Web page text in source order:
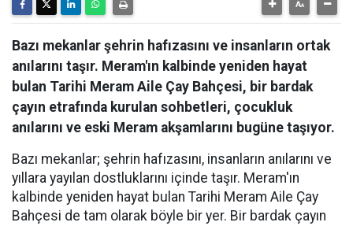
Bazı mekanlar şehrin hafızasını ve insanların ortak
anılarını taşır. Meram'ın kalbinde yeniden hayat
bulan Tarihi Meram Aile Çay Bahçesi, bir bardak
çayın etrafında kurulan sohbetleri, çocukluk
anılarını ve eski Meram akşamlarını bugüne taşıyor.
Bazı mekanlar; şehrin hafızasını, insanların anılarını ve
yıllara yayılan dostluklarını içinde taşır. Meram'ın
kalbinde yeniden hayat bulan Tarihi Meram Aile Çay
Bahçesi de tam olarak böyle bir yer. Bir bardak çayın